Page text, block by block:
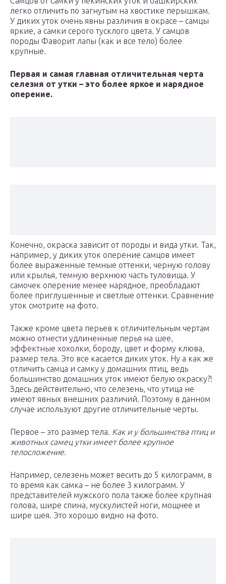
легко отличить по загнутым на хвостике перышкам.
У диких уток очень явны различия в окрасе – самцы
яркие, а самки серого тусклого цвета. У самцов
породы Фаворит лапы (как и все тело) более
крупные.
Первая и самая главная отличительная черта
селезня от утки – это более яркое и нарядное
оперение.
Конечно, окраска зависит от породы и вида утки. Так,
например, у диких уток оперение самцов имеет
более выраженные темные оттенки, черную голову
или крылья, темную верхнюю часть туловища. У
самочек оперение менее нарядное, преобладают
более приглушенные и светлые оттенки. Сравнение
уток смотрите на фото.
Также кроме цвета перьев к отличительным чертам
можно отнести удлиненные перья на шее,
эффектные хохолки, бороду, цвет и форму клюва,
размер тела. Это все касается диких уток. Ну а как же
отличить самца и самку у домашних птиц, ведь
большинство домашних уток имеют белую окраску?!
Здесь действительно, что селезень, что утица не
имеют явных внешних различий. Поэтому в данном
случае используют другие отличительные черты.
Первое – это размер тела. Как и у большинства птиц и
животных самец утки имеет более крупное
телосложение.
Например, селезень может весить до 5 килограмм, в
то время как самка – не более 3 килограмм. У
представителей мужского пола также более крупная
голова, шире спина, мускулистей ноги, мощнее и
шире шея. Это хорошо видно на фото.